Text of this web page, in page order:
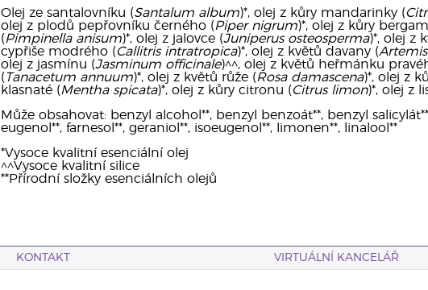
Olej ze santalovníku (Santalum album)*, olej z kůry mandarinky (
olej z plodů pepřovníku černého (Piper nigrum)*, olej z kůry
(Pimpinella anisum)*, olej z jalovce (Juniperus osteosperma)*, olej z
cypřiše modrého (Callitris intratropica)*, olej z květů davany (
olej z jasmínu (Jasminum officinale)^^, olej z květů heřmánku
(Tanacetum annuum)*, olej z květů růže (Rosa damascena)*, olej z
klasnaté (Mentha spicata)*, olej z kůry citronu (Citrus limon)*, olej z
Může obsahovat: benzyl alcohol**, benzyl benzoát**, benzyl
eugenol**, farnesol**, geraniol**, isoeugenol**, limonen**, linalool**
*Vysoce kvalitní esenciální olej
^^Vysoce kvalitní silice
**Přírodní složky esenciálních olejů
KONTAKT VIRTUÁLNÍ KANCELÁŘ